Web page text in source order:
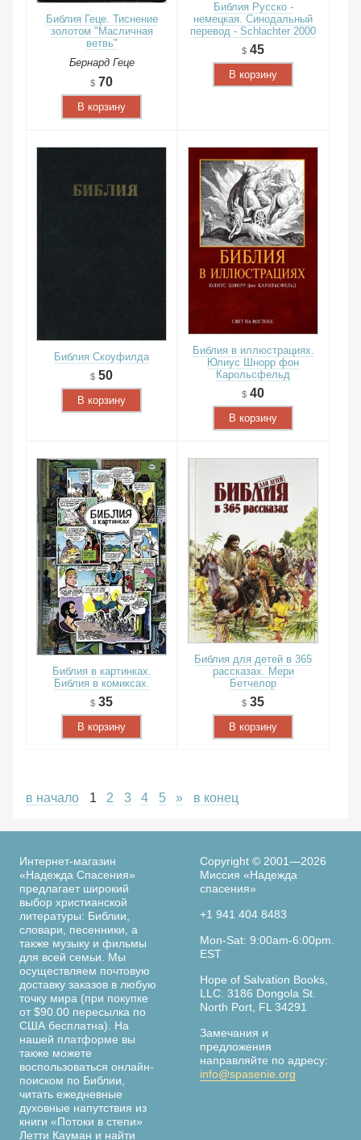
Библия Геце. Тиснение
золотом "Масличная
ветвь"
Бернард Геце
70
В корзину
Библия Русско -
немецкая. Синодальный
перевод - Schlachter 2000
45
В корзину
Библия Скоуфилда
50
В корзину
Библия в иллюстрациях.
Юлиус Шнорр фон
Карольсфельд
40
В корзину
Библия в картинках.
Библия в комиксах.
35
В корзину
Библия для детей в 365
рассказах. Мери
Бетчелор
35
В корзину
в начало 1 2 3 4 5 » в конец
Интернет-магазин
«Надежда Спасения»
предлагает широкий
выбор христианской
литературы: Библии,
словари, песенники, а
также музыку и фильмы
для всей семьи. Мы
осуществляем почтовую
доставку заказов в любую
точку мира (при покупке
от $90.00 пересылка по
США бесплатна). На
нашей платформе вы
также можете
воспользоваться онлайн-
поиском по Библии,
читать ежедневные
духовные напутствия из
книги «Потоки в степи»
Летти Кауман и найти
Copyright © 2001—2026
Миссия «Надежда
спасения»
+1 941 404 8483
Mon-Sat: 9:00am-6:00pm.
EST
Hope of Salvation Books,
LLC. 3186 Dongola St.
North Port, FL 34291
Замечания и
предложения
направляйте по адресу:
info@spasenie.org